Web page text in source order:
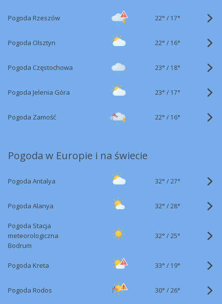
Pogoda Rzeszów 22° / 17°
Pogoda Olsztyn 22° / 16°
Pogoda Częstochowa 23° / 18°
Pogoda Jelenia Góra 23° / 17°
Pogoda Zamość 22° / 16°
Pogoda w Europie i na świecie
Pogoda Antalya 32° /27°
Pogoda Alanya 32° /28°
Pogoda Stacja
meteorologiczna
Bodrum
32° /25°
Pogoda Kreta 33° / 19°
Pogoda Rodos 30° /26°